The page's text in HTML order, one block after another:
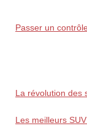
Passer un
La révolution des
Les meilleurs